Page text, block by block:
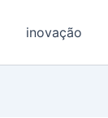
inovação